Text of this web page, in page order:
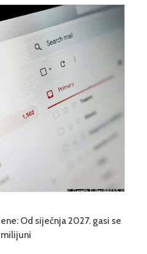
Od siječnja 2027. gasi se